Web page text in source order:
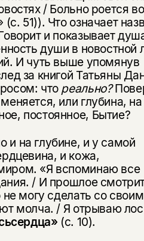
/ Больно роется
51)). Что означает
и показывает
души в новостной
И чуть выше упо­мянув
за книгой Татьяны
что реально?
или глубина,
постоянное, Бытие?
и на глубине, и у самой
и кожа,
«Я вспоминаю все
/ И прошлое
могу сде­лать со
молча. / Я отрываю
(с. 10).